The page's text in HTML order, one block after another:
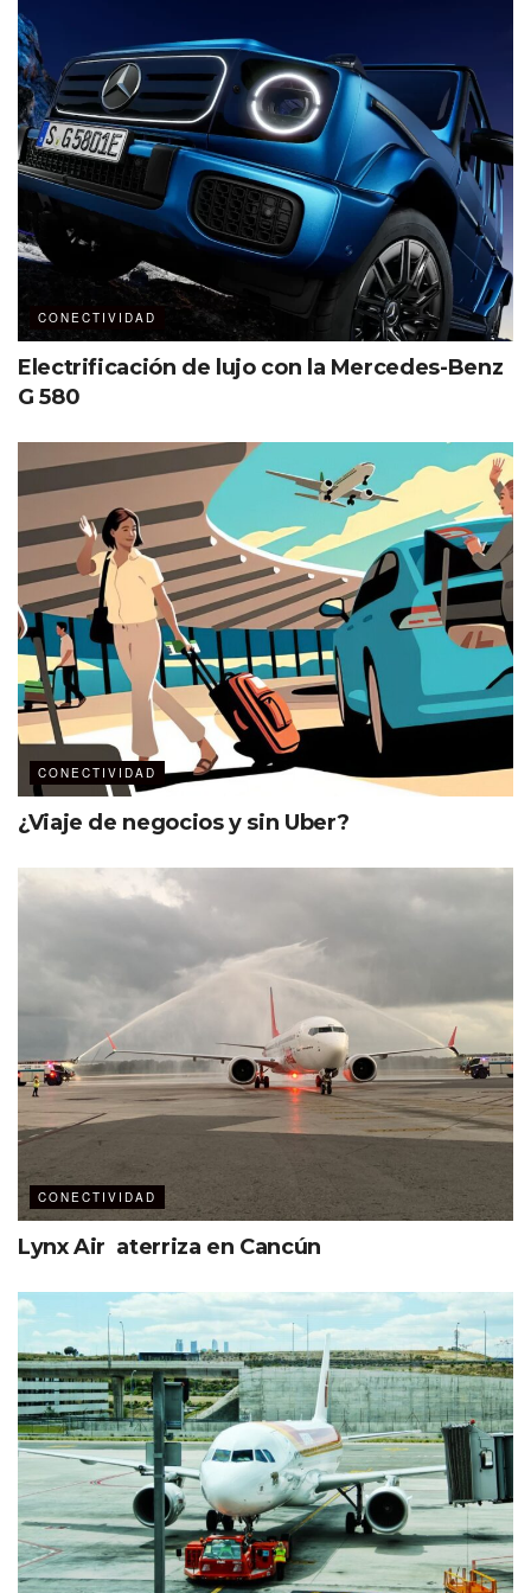
“El mar siempre nos ha llamado e
innovar es parte de nuestro
ADN. Xcaret Xailing es el resultado
de años de trabajo en equipo,
buscamos convertir el traslado en
Ferry en una experiencia única de
viaje hacia Isla Mujeres, respetando
las tarifas actuales del mercado, con
barcos totalmente nuevos y el
respaldo de Grupo Xcaret”,
arquitecto David Quintana,
Desarrollo de Grupo Xcaret.
650pasajeros por embarcación
50mdd de inversión
265empleos directos e indirectos
CONECTIVIDAD
Electrificación de lujo con la Mercedes-Benz
G 580
CONECTIVIDAD
¿Viaje de negocios y sin Uber?
CONECTIVIDAD
Lynx Air aterriza en Cancún